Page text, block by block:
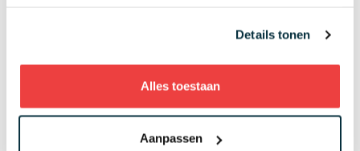
Details tonen
Alles toestaan
Aanpassen
Wie speelt waar? Week 32 - Anne
gegarandeerd op de PGA Tour
4 augustus 2026 Topgolf